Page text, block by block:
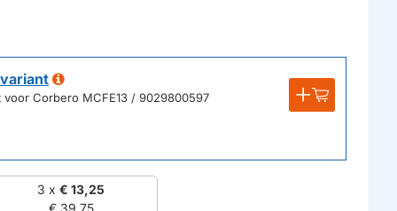
Corbero MCFE13 / 9029800597
3 x€ 13,25